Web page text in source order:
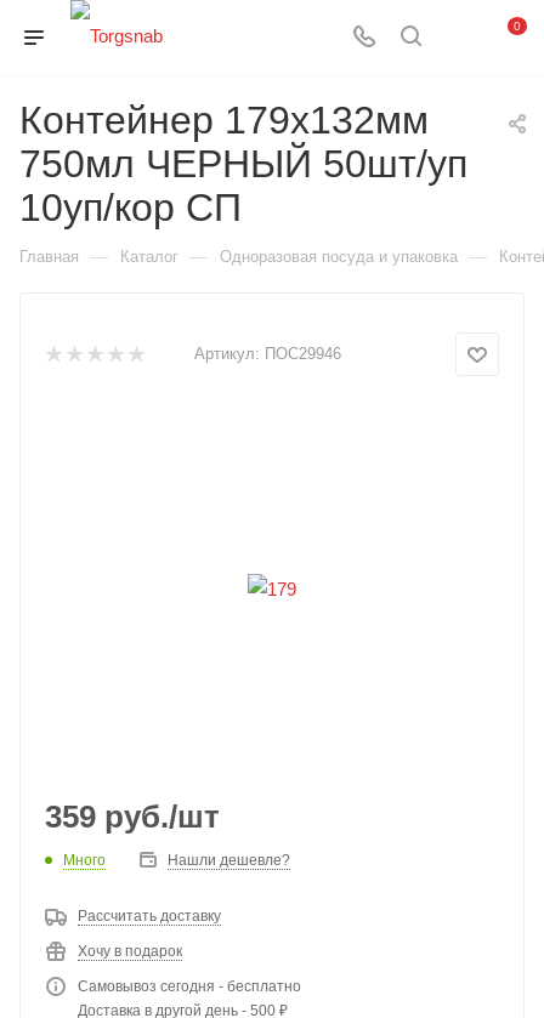
0
Контейнер 179х132мм
750мл ЧЕРНЫЙ 50шт/уп
10уп/кор СП
Главная — Каталог — Одноразовая посуда и упаковка —
Артикул: ПОС29946
359 руб./шт
Много Нашли дешевле?
Рассчитать доставку
Хочу в подарок
Самовывоз сегодня - бесплатно
Доставка в другой день - 500 ₽